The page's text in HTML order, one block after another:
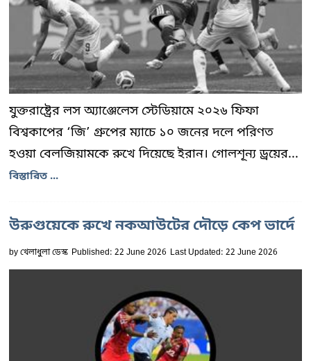
যুক্তরাষ্ট্রের লস অ্যাঞ্জেলেস স্টেডিয়ামে ২০২৬ ফিফা
বিশ্বকাপের ‘জি’ গ্রুপের ম্যাচে ১০ জনের দলে পরিণত
হওয়া বেলজিয়ামকে রুখে দিয়েছে ইরান। গোলশূন্য ড্রয়ের...
বিস্তারিত ...
উরুগুয়েকে রুখে নকআউটের দৌড়ে কেপ ভার্দে
byখেলাধুলা ডেস্ক Published: 22 June 2026 Last Updated: 22 June 2026